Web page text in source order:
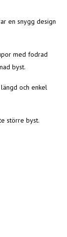
en snygg design
med fodrad
byst.
och enkel
större byst.